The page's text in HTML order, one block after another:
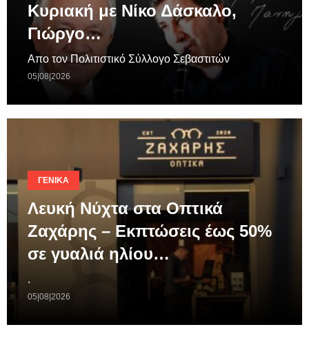
Κυριακή με Νίκο Δάσκαλο,
Γιώργο…
Απο τον Πολιτιστικό Σύλλογο Σεβαστιτών
05|08|2026
ΓΕΝΙΚΆ
Λευκή Νύχτα στα Οπτικά
Ζαχάρης – Εκπτώσεις έως 50%
σε γυαλιά ηλίου…
.
05|08|2026